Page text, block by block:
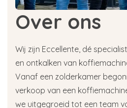
Over ons
Wij zijn Eccellente, dé
en ontkalken van
Vanaf een zolderkamer
verkoop van een
we uitgegroeid tot een team